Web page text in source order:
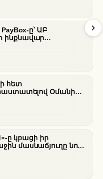
ը՝ ԱԲ
ինքնավար
ապահովելու
հետ
հաստատելով Օմանի
Հորմուզի
ը կբացի իր
մասնաճյուղը նոր